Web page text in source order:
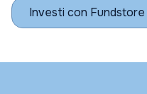
Investi con Fundstore